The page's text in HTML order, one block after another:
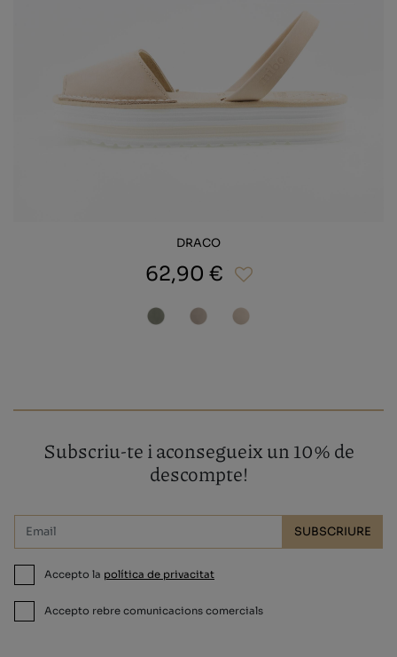
DRACO
62,90 €
Subscriu-te i aconsegueix un 10% de
descompte!
SUBSCRIURE
Accepto la política de privacitat
Accepto rebre comunicacions comercials